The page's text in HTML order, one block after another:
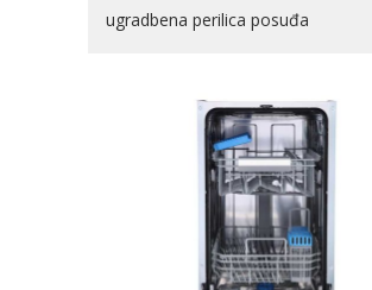
ugradbena perilica posuđa